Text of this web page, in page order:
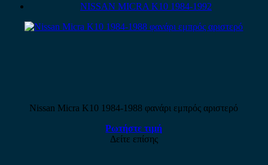
NISSAN MICRA K10 1984-1992
Nissan Micra K10 1984-1988 φανάρι εμπρός αριστερό
Ρωτήστε τιμή
Δείτε επίσης